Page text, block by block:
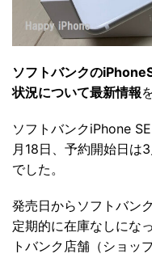
ソフトバンクの
状況について最新情報
ソフトバンクiPhone
月18日、予約開始日は
でした。
発売日からソフトバン
定期的に在庫なしにな
トバンク店舗（ショッ